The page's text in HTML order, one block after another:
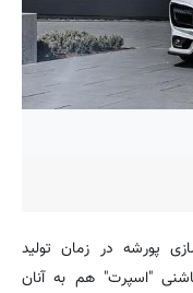
پورشه در زمان تولید
"اسپرت" هم به آنان